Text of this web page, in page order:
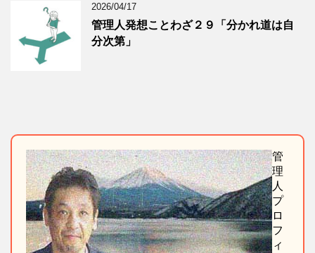
2026/04/17
管理人発想ことわざ２９「分かれ道は自
分次第」
管
理
人
プ
ロ
フ
ィ